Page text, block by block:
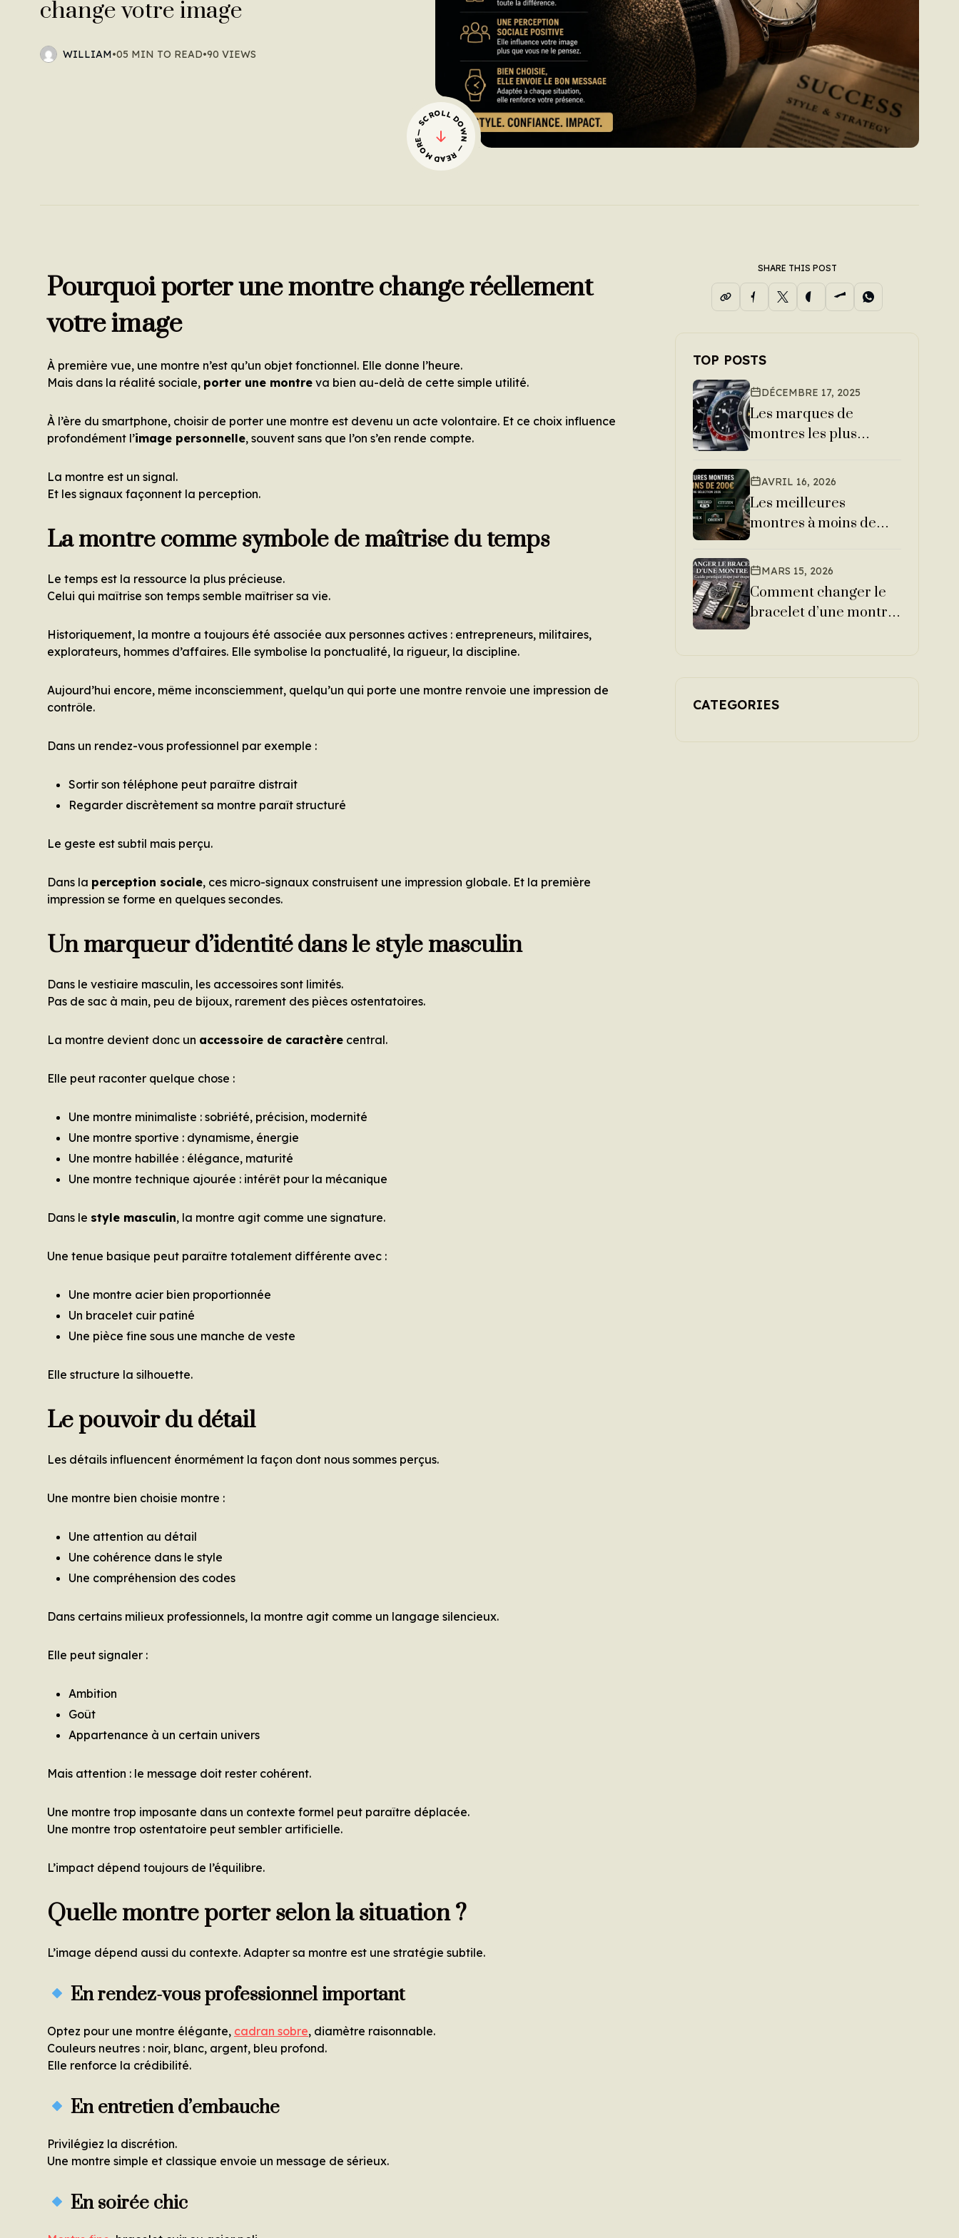
change votre image
WILLIAM•05 MIN TO READ•90 VIEWS
— SCROLL DOWN — READ MORE
Pourquoi porter une montre change réellement
votre image
À première vue, une montre n’est qu’un objet fonctionnel. Elle donne l’heure.
Mais dans la réalité sociale, porter une montre va bien au-delà de cette simple utilité.
À l’ère du smartphone, choisir de porter une montre est devenu un acte volontaire. Et ce choix influence
profondément l’image personnelle, souvent sans que l’on s’en rende compte.
La montre est un signal.
Et les signaux façonnent la perception.
La montre comme symbole de maîtrise du temps
Le temps est la ressource la plus précieuse.
Celui qui maîtrise son temps semble maîtriser sa vie.
Historiquement, la montre a toujours été associée aux personnes actives : entrepreneurs, militaires,
explorateurs, hommes d’affaires. Elle symbolise la ponctualité, la rigueur, la discipline.
Aujourd’hui encore, même inconsciemment, quelqu’un qui porte une montre renvoie une impression de
contrôle.
Dans un rendez-vous professionnel par exemple :
Sortir son téléphone peut paraître distrait
Regarder discrètement sa montre paraît structuré
Le geste est subtil mais perçu.
Dans la perception sociale, ces micro-signaux construisent une impression globale. Et la première
impression se forme en quelques secondes.
Un marqueur d’identité dans le style masculin
Dans le vestiaire masculin, les accessoires sont limités.
Pas de sac à main, peu de bijoux, rarement des pièces ostentatoires.
La montre devient donc un accessoire de caractère central.
Elle peut raconter quelque chose :
Une montre minimaliste : sobriété, précision, modernité
Une montre sportive : dynamisme, énergie
Une montre habillée : élégance, maturité
Une montre technique ajourée : intérêt pour la mécanique
Dans le style masculin, la montre agit comme une signature.
Une tenue basique peut paraître totalement différente avec :
Une montre acier bien proportionnée
Un bracelet cuir patiné
Une pièce fine sous une manche de veste
Elle structure la silhouette.
Le pouvoir du détail
Les détails influencent énormément la façon dont nous sommes perçus.
Une montre bien choisie montre :
Une attention au détail
Une cohérence dans le style
Une compréhension des codes
Dans certains milieux professionnels, la montre agit comme un langage silencieux.
Elle peut signaler :
Ambition
Goût
Appartenance à un certain univers
Mais attention : le message doit rester cohérent.
Une montre trop imposante dans un contexte formel peut paraître déplacée.
Une montre trop ostentatoire peut sembler artificielle.
L’impact dépend toujours de l’équilibre.
Quelle montre porter selon la situation ?
L’image dépend aussi du contexte. Adapter sa montre est une stratégie subtile.
En rendez-vous professionnel important
Optez pour une montre élégante, cadran sobre, diamètre raisonnable.
Couleurs neutres : noir, blanc, argent, bleu profond.
Elle renforce la crédibilité.
En entretien d’embauche
Privilégiez la discrétion.
Une montre simple et classique envoie un message de sérieux.
En soirée chic
SHARE THIS POST
TOP POSTS
DÉCEMBRE 17, 2025
Les marques de
montres les plus
explications
AVRIL 16, 2026
Les meilleures
montres à moins de
MARS 15, 2026
Comment changer le
bracelet d’une montre
CATEGORIES